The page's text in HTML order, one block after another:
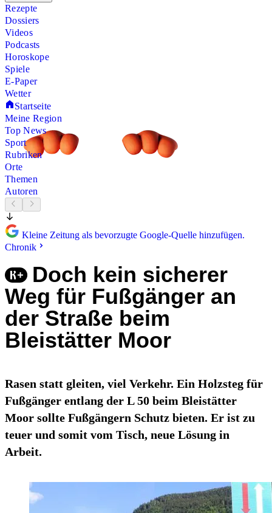
Rezepte
Dossiers
Videos
Podcasts
Horoskope
Spiele
E-Paper
Wetter
Startseite
Meine Region
Top News
Sport
Rubriken
Orte
Themen
Autoren
Kleine Zeitung als bevorzugte Google-Quelle hinzufügen.
Chronik
Doch kein sicherer
Weg für Fußgänger an
der Straße beim
Bleistätter Moor
Rasen statt gleiten, viel Verkehr. Ein Holzsteg für
Fußgänger entlang der L 50 beim Bleistätter
Moor sollte Fußgängern Schutz bieten. Er ist zu
teuer und somit vom Tisch, neue Lösung in
Arbeit.